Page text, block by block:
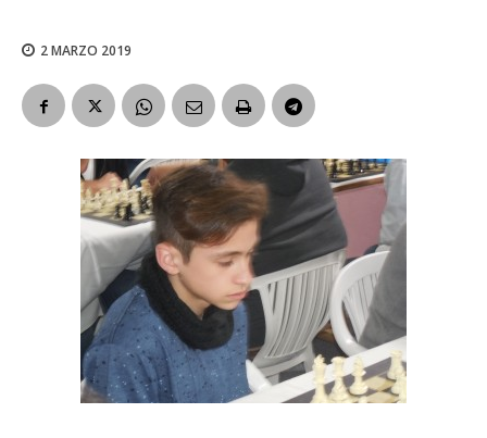
2 MARZO 2019